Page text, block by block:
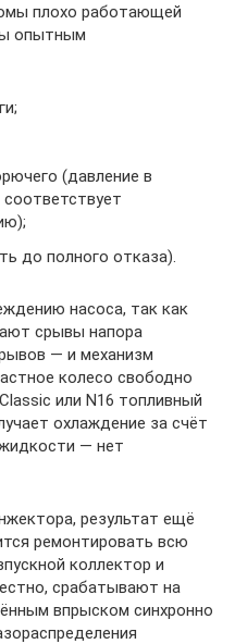
плохо работающей
опытным
(давление в
до полного отказа).
насоса, так как
срывы напора
— и механизм
колесо свободно
или N16 топливный
охлаждение за счёт
— нет
результат ещё
ремонтировать всю
коллектор и
срабатывают на
впрыском синхронно